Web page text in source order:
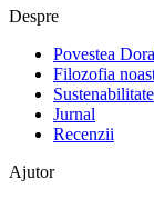
Despre
Povestea
Filozofia
Sustenabilitate
Jurnal
Recenzii
Ajutor